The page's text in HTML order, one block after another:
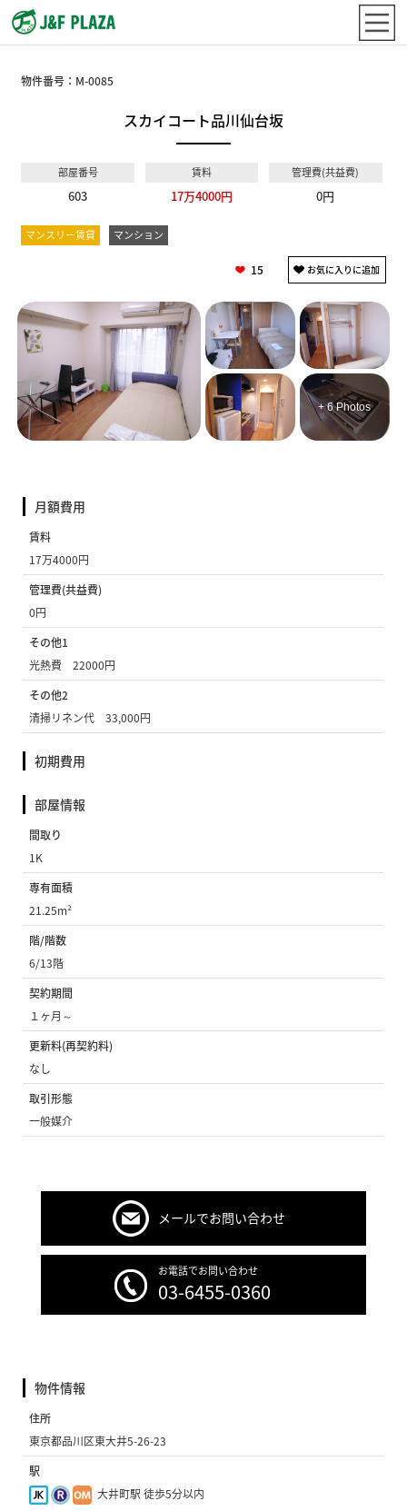
物件番号： M-0085
スカイコート品川仙台坂
部屋番号
603
賃料
17万4000円
管理費(共益費)
0円
マンスリー賃貸 マンション
15
+ 6 Photos
月額費用
賃料
17万4000円
管理費(共益費)
0円
その他1
光熱費 22000円
その他2
清掃リネン代 33,000円
初期費用
部屋情報
間取り
1K
専有面積
21.25m²
階/階数
6/13階
契約期間
１ヶ月～
更新料(再契約料)
なし
取引形態
一般媒介
メールでお問い合わせ
お電話でお問い合わせ
03-6455-0360
物件情報
住所
東京都品川区東大井5-26-23
駅
大井町駅 徒歩5分以内